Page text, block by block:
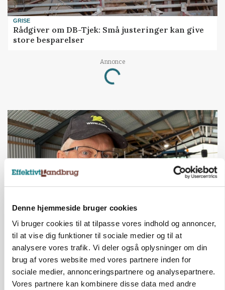
Denne hjemmeside bruger cookies
Vi bruger cookies til at tilpasse vores indhold og annoncer,
til at vise dig funktioner til sociale medier og til at
analysere vores trafik. Vi deler også oplysninger om din
brug af vores website med vores partnere inden for
sociale medier, annonceringspartnere og analysepartnere.
Vores partnere kan kombinere disse data med andre
GRISE
Rådgiver om DB-Tjek: Små justeringer kan give
store besparelser
Annonce
Loading...
POLITIK
»Nu stopper I«: Landbrugsdebattør og
protestgruppe vil demonstrere mod ny
gødskningslov
Annonce